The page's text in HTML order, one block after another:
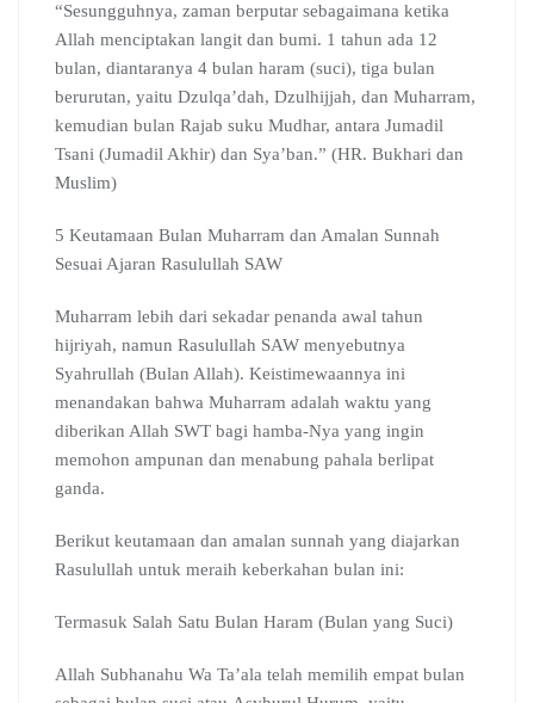
“Sesungguhnya, zaman berputar sebagaimana ketika
Allah menciptakan langit dan bumi. 1 tahun ada 12
bulan, diantaranya 4 bulan haram (suci), tiga bulan
berurutan, yaitu Dzulqa’dah, Dzulhijjah, dan Muharram,
kemudian bulan Rajab suku Mudhar, antara Jumadil
Tsani (Jumadil Akhir) dan Sya’ban.” (HR. Bukhari dan
Muslim)
5 Keutamaan Bulan Muharram dan Amalan Sunnah
Sesuai Ajaran Rasulullah SAW
Muharram lebih dari sekadar penanda awal tahun
hijriyah, namun Rasulullah SAW menyebutnya
Syahrullah (Bulan Allah). Keistimewaannya ini
menandakan bahwa Muharram adalah waktu yang
diberikan Allah SWT bagi hamba-Nya yang ingin
memohon ampunan dan menabung pahala berlipat
ganda.
Berikut keutamaan dan amalan sunnah yang diajarkan
Rasulullah untuk meraih keberkahan bulan ini:
Termasuk Salah Satu Bulan Haram (Bulan yang Suci)
Allah Subhanahu Wa Ta’ala telah memilih empat bulan